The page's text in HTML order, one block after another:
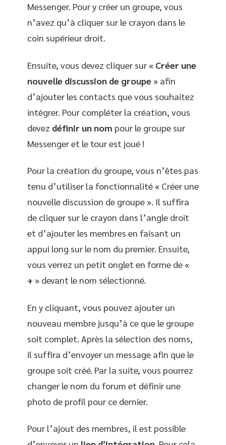
Messenger. Pour y créer un groupe, vous
n’avez qu’à cliquer sur le crayon dans le
coin supérieur droit.
Ensuite, vous devez cliquer sur « Créer une
nouvelle discussion de groupe » afin
d’ajouter les contacts que vous souhaitez
intégrer. Pour compléter la création, vous
devez définir un nom pour le groupe sur
Messenger et le tour est joué !
Pour la création du groupe, vous n’êtes pas
tenu d’utiliser la fonctionnalité « Créer une
nouvelle discussion de groupe ». Il suffira
de cliquer sur le crayon dans l’angle droit
et d’ajouter les membres en faisant un
appui long sur le nom du premier. Ensuite,
vous verrez un petit onglet en forme de «
+ » devant le nom sélectionné.
En y cliquant, vous pouvez ajouter un
nouveau membre jusqu’à ce que le groupe
soit complet. Après la sélection des noms,
il suffira d’envoyer un message afin que le
groupe soit créé. Par la suite, vous pourrez
changer le nom du forum et définir une
photo de profil pour ce dernier.
Pour l’ajout des membres, il est possible